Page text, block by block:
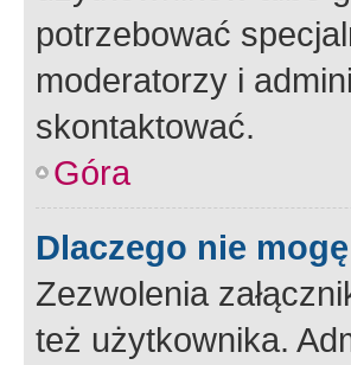
potrzebować
moderatorzy i
skontaktować.
Góra
Dlaczego nie
Zezwolenia
też użytkownika.